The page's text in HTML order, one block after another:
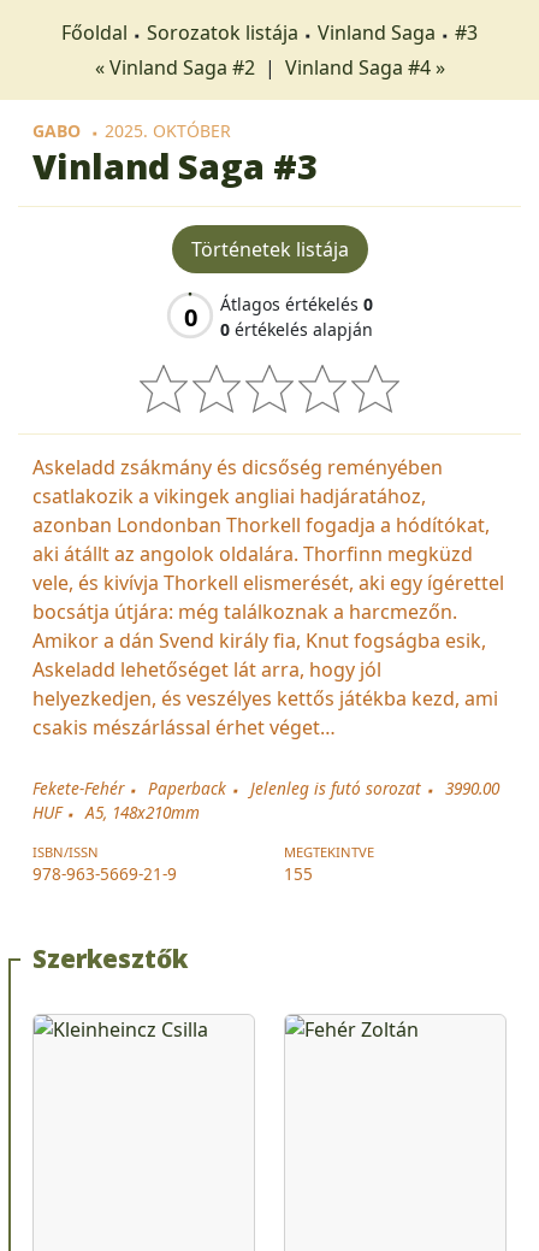
Főoldal Sorozatok listája Vinland Saga
#3
« Vinland Saga #2 | Vinland Saga #4 »
GABO 2025. OKTÓBER
Vinland Saga #3
Történetek listája
0 Átlagos értékelés 0
0 értékelés alapján
Askeladd zsákmány és dicsőség reményében
csatlakozik a vikingek angliai hadjáratához,
azonban Londonban Thorkell fogadja a hódítókat,
aki átállt az angolok oldalára. Thorfinn megküzd
vele, és kivívja Thorkell elismerését, aki egy ígérettel
bocsátja útjára: még találkoznak a harcmezőn.
Amikor a dán Svend király fia, Knut fogságba esik,
Askeladd lehetőséget lát arra, hogy jól
helyezkedjen, és veszélyes kettős játékba kezd, ami
csakis mészárlással érhet véget…
Fekete-Fehér Paperback Jelenleg is futó sorozat
3990.00
HUF
A5, 148x210mm
ISBN/ISSN
978-963-5669-21-9
MEGTEKINTVE
155
Szerkesztők